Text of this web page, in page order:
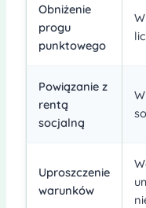
Obniżenie
progu
punktowego
Powiązanie z
rentą
socjalną
Uproszczenie
warunków